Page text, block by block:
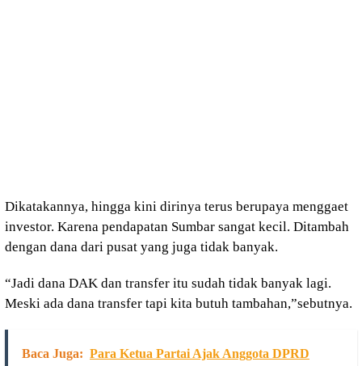
Dikatakannya, hingga kini dirinya terus berupaya menggaet
investor. Karena pendapatan Sumbar sangat kecil. Ditambah
dengan dana dari pusat yang juga tidak banyak.
“Jadi dana DAK dan transfer itu sudah tidak banyak lagi.
Meski ada dana transfer tapi kita butuh tambahan,”sebutnya.
Baca Juga: Para Ketua Partai Ajak Anggota DPRD